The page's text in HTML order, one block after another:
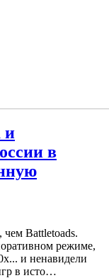
и
в
Battletoads.
режиме,
и ненавидели
в исто…